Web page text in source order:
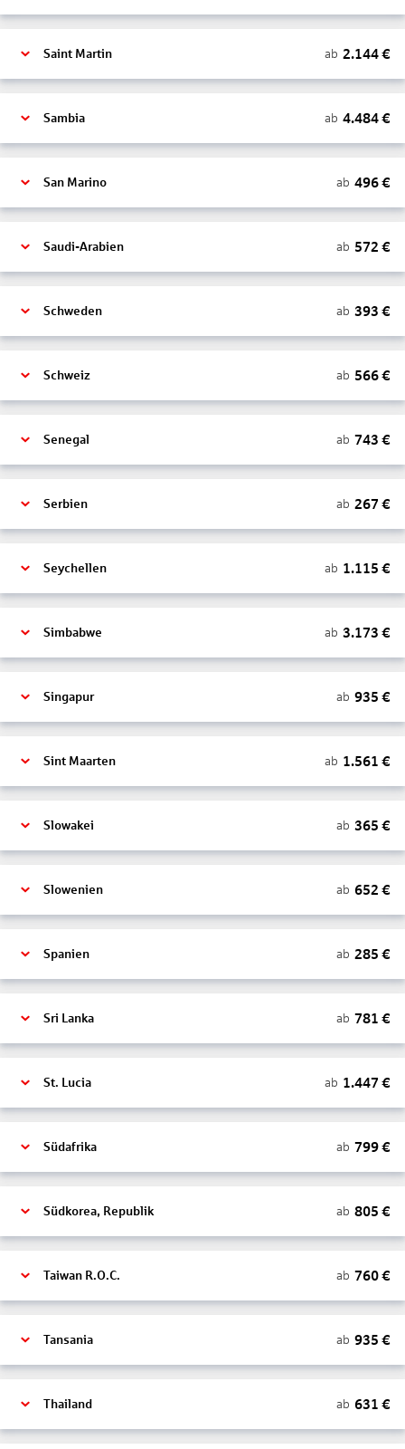
Saint Martin ab 2.144€
Sambia ab 4.484€
San Marino ab 496€
Saudi-Arabien ab 572 €
Schweden ab 393 €
Schweiz ab 566€
Senegal ab 743 €
Serbien ab 267 €
Seychellen ab 1.115 €
Simbabwe ab 3.173 €
Singapur ab 935 €
Sint Maarten ab 1.561 €
Slowakei ab 365 €
Slowenien ab 652 €
Spanien ab 285 €
Sri Lanka ab 781 €
St. Lucia ab 1.447 €
Südafrika ab 799€
Südkorea, Republik ab 805 €
Taiwan R.O.C. ab 760€
Tansania ab 935 €
Thailand ab 631 €